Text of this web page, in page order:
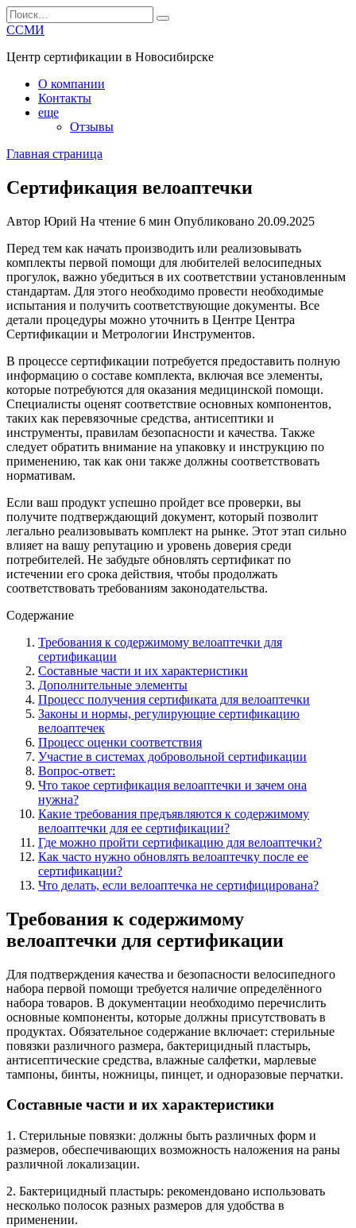
Перейти
к
Search
for:
ССМИ
Центр сертификации в Новосибирске
О компании
Контакты
еще
Отзывы
Главная страница
Сертификация велоаптечки
Автор Юрий На чтение 6 мин Опубликовано 20.09.2025
Перед тем как начать производить или реализовывать
комплекты первой помощи для любителей велосипедных
прогулок, важно убедиться в их соответствии установленным
стандартам. Для этого необходимо провести необходимые
испытания и получить соответствующие документы. Все
детали процедуры можно уточнить в Центре Центра
Сертификации и Метрологии Инструментов.
В процессе сертификации потребуется предоставить полную
информацию о составе комплекта, включая все элементы,
которые потребуются для оказания медицинской помощи.
Специалисты оценят соответствие основных компонентов,
таких как перевязочные средства, антисептики и
инструменты, правилам безопасности и качества. Также
следует обратить внимание на упаковку и инструкцию по
применению, так как они также должны соответствовать
нормативам.
Если ваш продукт успешно пройдет все проверки, вы
получите подтверждающий документ, который позволит
легально реализовывать комплект на рынке. Этот этап сильно
влияет на вашу репутацию и уровень доверия среди
потребителей. Не забудьте обновлять сертификат по
истечении его срока действия, чтобы продолжать
соответствовать требованиям законодательства.
Содержание
Требования к содержимому велоаптечки для
сертификации
Составные части и их характеристики
Дополнительные элементы
Процесс получения сертификата для велоаптечки
Законы и нормы, регулирующие сертификацию
велоаптечек
Процесс оценки соответствия
Участие в системах добровольной сертификации
Вопрос-ответ:
Что такое сертификация велоаптечки и зачем она
нужна?
Какие требования предъявляются к содержимому
велоаптечки для ее сертификации?
Где можно пройти сертификацию для велоаптечки?
Как часто нужно обновлять велоаптечку после ее
сертификации?
Что делать, если велоаптечка не сертифицирована?
Требования к содержимому
велоаптечки для сертификации
Для подтверждения качества и безопасности велосипедного
набора первой помощи требуется наличие определённого
набора товаров. В документации необходимо перечислить
основные компоненты, которые должны присутствовать в
продуктах. Обязательное содержание включает: стерильные
повязки различного размера, бактерицидный пластырь,
антисептические средства, влажные салфетки, марлевые
тампоны, бинты, ножницы, пинцет, и одноразовые перчатки.
Составные части и их характеристики
1. Стерильные повязки: должны быть различных форм и
размеров, обеспечивающих возможность наложения на раны
различной локализации.
2. Бактерицидный пластырь: рекомендовано использовать
несколько полосок разных размеров для удобства в
применении.